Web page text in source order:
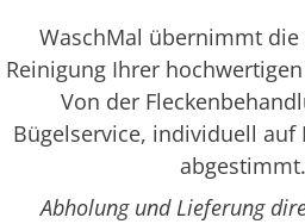
WaschMal übernimmt
Reinigung Ihrer
Von der
Bügelservice, individuell auf
abgestimmt.
Abholung und Lieferung